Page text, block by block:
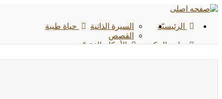
الرئیسیّة حياة طيبة
السيرة الذاتية
القصص
ينابيع الحكمة
الأحکام الفقهیّة